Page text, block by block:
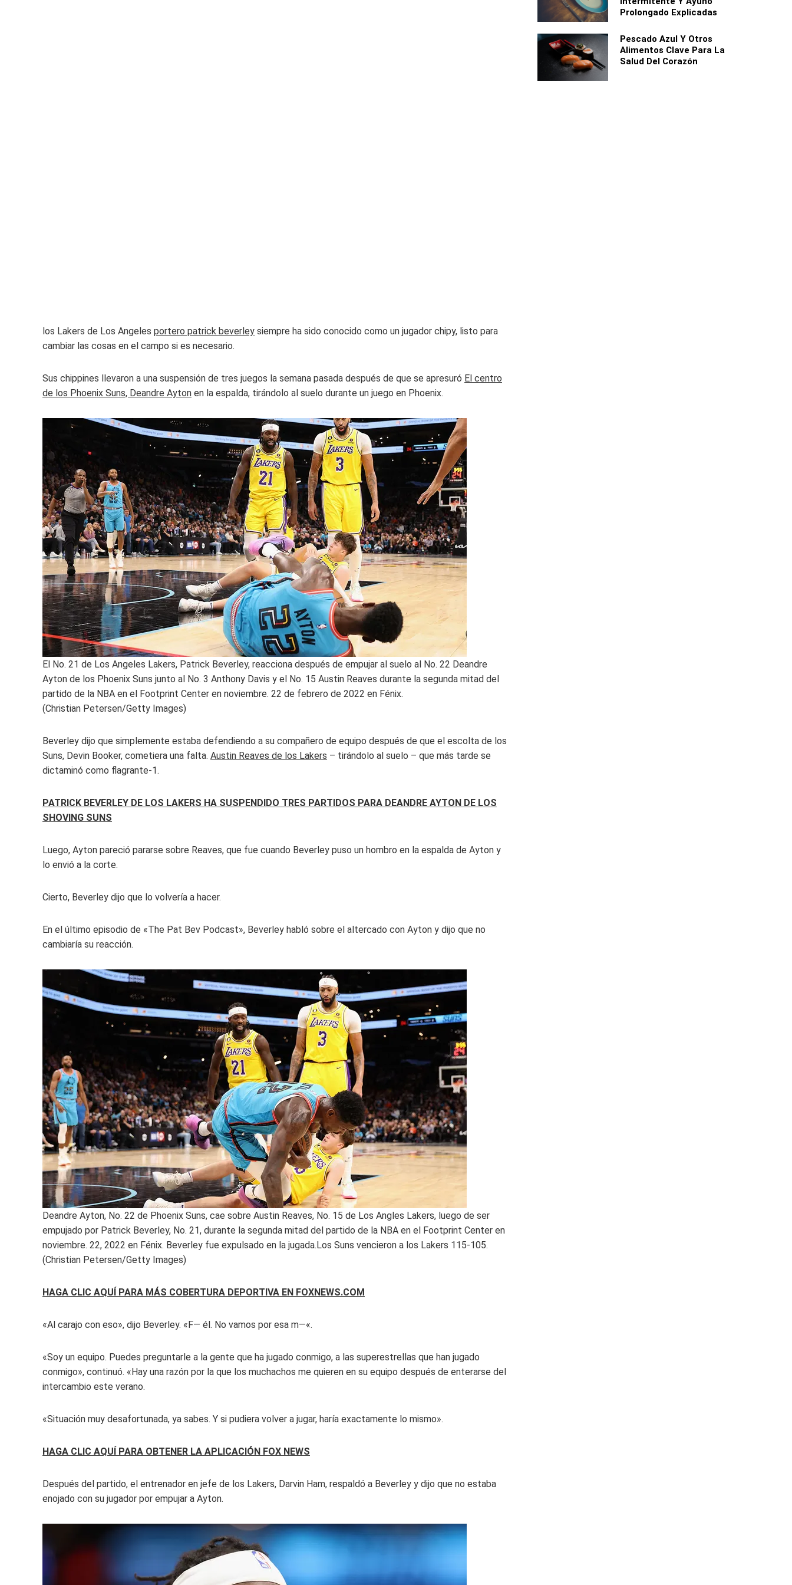
los Lakers de Los Angeles portero patrick beverley siempre ha sido conocido como un jugador chipy, listo para
cambiar las cosas en el campo si es necesario.
Sus chippines llevaron a una suspensión de tres juegos la semana pasada después de que se apresuró El centro
de los Phoenix Suns, Deandre Ayton en la espalda, tirándolo al suelo durante un juego en Phoenix.
El No. 21 de Los Angeles Lakers, Patrick Beverley, reacciona después de empujar al suelo al No. 22 Deandre
Ayton de los Phoenix Suns junto al No. 3 Anthony Davis y el No. 15 Austin Reaves durante la segunda mitad del
partido de la NBA en el Footprint Center en noviembre. 22 de febrero de 2022 en Fénix.
(Christian Petersen/Getty Images)
Beverley dijo que simplemente estaba defendiendo a su compañero de equipo después de que el escolta de los
Suns, Devin Booker, cometiera una falta. Austin Reaves de los Lakers – tirándolo al suelo – que más tarde se
dictaminó como flagrante-1.
PATRICK BEVERLEY DE LOS LAKERS HA SUSPENDIDO TRES PARTIDOS PARA DEANDRE AYTON DE LOS
SHOVING SUNS
Luego, Ayton pareció pararse sobre Reaves, que fue cuando Beverley puso un hombro en la espalda de Ayton y
lo envió a la corte.
Cierto, Beverley dijo que lo volvería a hacer.
En el último episodio de «The Pat Bev Podcast», Beverley habló sobre el altercado con Ayton y dijo que no
cambiaría su reacción.
Deandre Ayton, No. 22 de Phoenix Suns, cae sobre Austin Reaves, No. 15 de Los Angles Lakers, luego de ser
empujado por Patrick Beverley, No. 21, durante la segunda mitad del partido de la NBA en el Footprint Center en
noviembre. 22, 2022 en Fénix. Beverley fue expulsado en la jugada.Los Suns vencieron a los Lakers 115-105.
(Christian Petersen/Getty Images)
HAGA CLIC AQUÍ PARA MÁS COBERTURA DEPORTIVA EN FOXNEWS.COM
«Al carajo con eso», dijo Beverley. «F— él. No vamos por esa m—«.
«Soy un equipo. Puedes preguntarle a la gente que ha jugado conmigo, a las superestrellas que han jugado
conmigo», continuó. «Hay una razón por la que los muchachos me quieren en su equipo después de enterarse del
intercambio este verano.
«Situación muy desafortunada, ya sabes. Y si pudiera volver a jugar, haría exactamente lo mismo».
HAGA CLIC AQUÍ PARA OBTENER LA APLICACIÓN FOX NEWS
Después del partido, el entrenador en jefe de los Lakers, Darvin Ham, respaldó a Beverley y dijo que no estaba
enojado con su jugador por empujar a Ayton.
Prolongado Explicadas
Pescado Azul Y Otros
Alimentos Clave Para La
Salud Del Corazón